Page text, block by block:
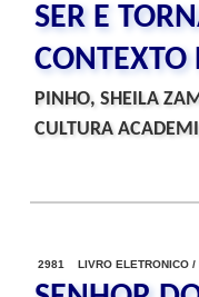
SER E
CONTEXTO
PINHO, SHEILA
CULTURA
2981 LIVRO ELETRONICO /